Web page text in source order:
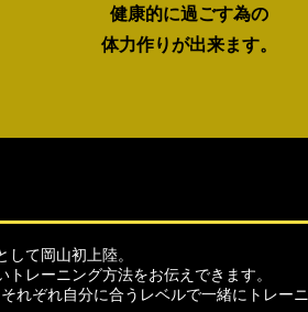
健康的に過ごす為の
​体力作りが出来ます。
て岡山初上陸。
レーニング方法をお伝えできます。
れぞれ自分に合うレベルで一緒にトレーニ